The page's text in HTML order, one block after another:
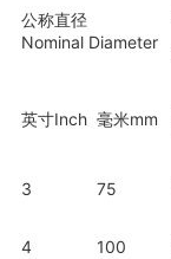
公称直径
Nominal Diameter
英寸Inch 毫米mm
3 75
4 100